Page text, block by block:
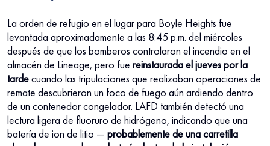
La orden de refugio en el lugar para Boyle Heights fue
levantada aproximadamente a las 8:45 p.m. del miércoles
después de que los bomberos controlaron el incendio en el
almacén de Lineage, pero fue reinstaurada el jueves por la
tardecuando las tripulaciones que realizaban operaciones de
remate descubrieron un foco de fuego aún ardiendo dentro
de un contenedor congelador. LAFD también detectó una
lectura ligera de fluoruro de hidrógeno, indicando que una
batería de ion de litio — probablemente de una carretilla